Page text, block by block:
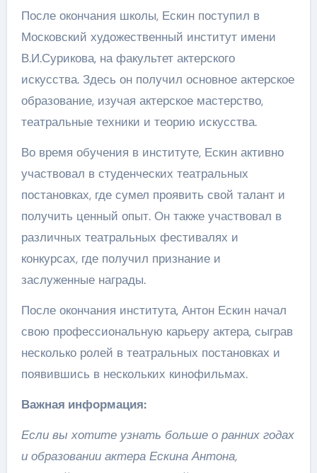
После окончания школы, Ескин поступил в
Московский художественный институт имени
В.И.Сурикова, на факультет актерского
искусства. Здесь он получил основное актерское
образование, изучая актерское мастерство,
театральные техники и теорию искусства.
Во время обучения в институте, Ескин активно
участвовал в студенческих театральных
постановках, где сумел проявить свой талант и
получить ценный опыт. Он также участвовал в
различных театральных фестивалях и
конкурсах, где получил признание и
заслуженные награды.
После окончания института, Антон Ескин начал
свою профессиональную карьеру актера, сыграв
несколько ролей в театральных постановках и
появившись в нескольких кинофильмах.
Важная информация:
Если вы хотите узнать больше о ранних годах
и образовании актера Ескина Антона,